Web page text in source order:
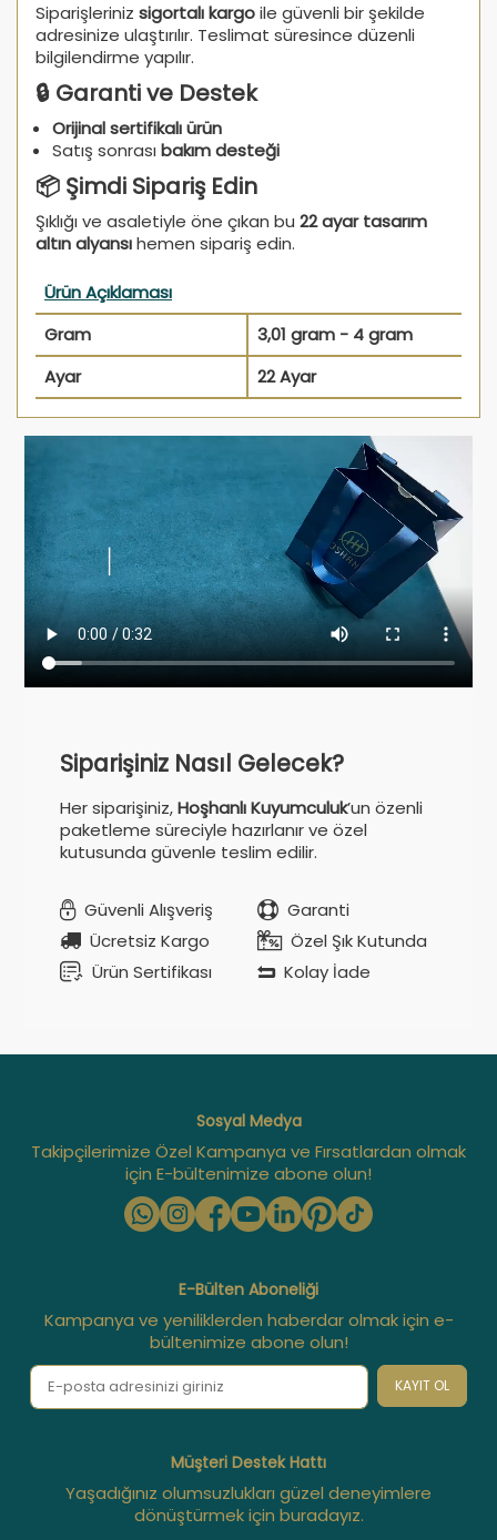
Siparişleriniz sigortalı kargoile güvenli bir şekilde
adresinize ulaştırılır. Teslimat süresince düzenli
bilgilendirme yapılır.
🔒 Garanti ve Destek
Orijinal sertifikalı ürün
Satış sonrası bakım desteği
📦 Şimdi Sipariş Edin
Şıklığı ve asaletiyle öne çıkan bu 22 ayar tasarım
altın alyansıhemen sipariş edin.
Ürün Açıklaması
Gram
3,01 gram - 4 gram
Ayar
22 Ayar
Siparişiniz Nasıl Gelecek?
Her siparişiniz,Hoşhanlı Kuyumculuk’un özenli
paketleme süreciyle hazırlanır ve özel
kutusunda güvenle teslim edilir.
Güvenli Alışveriş
Garanti
Ücretsiz Kargo
Özel Şık Kutunda
Ürün Sertifikası
Kolay İade
Sosyal Medya
Takipçilerimize Özel Kampanya ve Fırsatlardan olmak
için E-bültenimize abone olun!
E-Bülten Aboneliği
Kampanya ve yeniliklerden haberdar olmak için e-
bültenimize abone olun!
KAYIT OL
Müşteri Destek Hattı
Yaşadığınız olumsuzlukları güzel deneyimlere
dönüştürmek için buradayız.